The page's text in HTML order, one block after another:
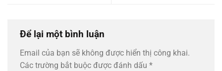
Để lại một bình luận
Email của bạn sẽ không được hiển thị công khai.
Các trường bắt buộc được đánh dấu *